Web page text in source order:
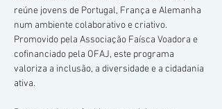
reúne jovens de Portugal, França e Alemanha
num ambiente colaborativo e criativo.
Promovido pela Associação Faísca Voadora e
cofinanciado pela OFAJ, este programa
valoriza a inclusão, a diversidade e a cidadania
ativa.